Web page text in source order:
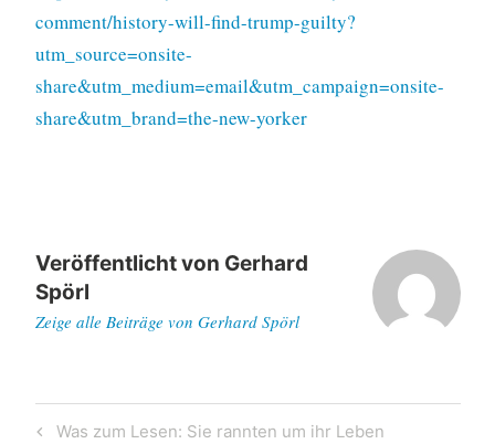
comment/history-will-find-trump-guilty?
utm_source=onsite-
share&utm_medium=email&utm_campaign=onsite-
share&utm_brand=the-new-yorker
Veröffentlicht von Gerhard
Spörl
Zeige alle Beiträge von Gerhard Spörl
Beitragsnavigation
Previous
Was zum Lesen: Sie rannten um ihr Leben